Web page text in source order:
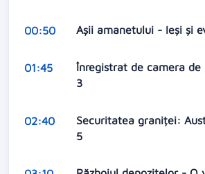
00:50 Aşii amanetului - Ieși și
01:45
Înregistrat de camera de
3
02:40
Securitatea graniței:
5